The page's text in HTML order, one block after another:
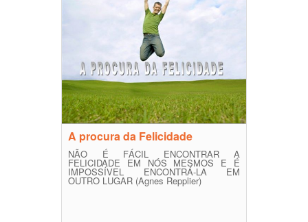
A procura da Felicidade
NÃO É FÁCIL ENCONTRAR A
FELICIDADE EM NÓS MESMOS E É
IMPOSSÍVEL ENCONTRÁ-LA EM
OUTRO LUGAR (Agnes Repplier)